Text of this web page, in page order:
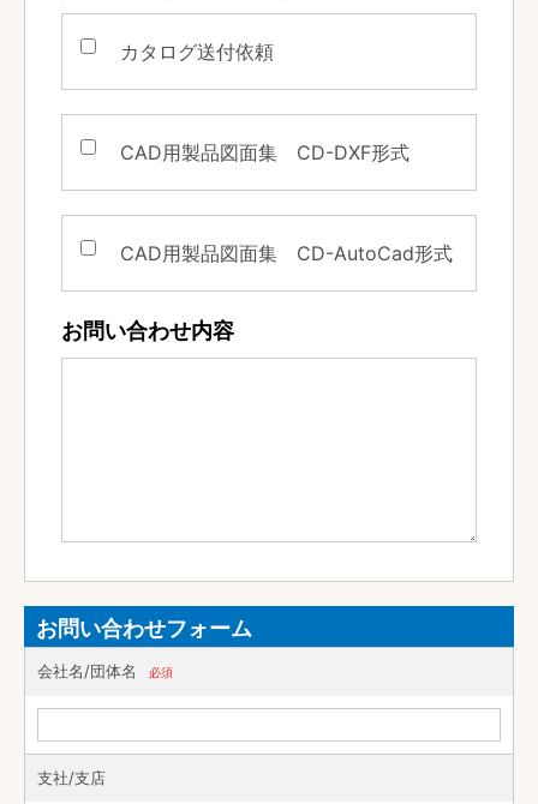
カタログ送付依頼
CAD用製品図面集 CD-DXF形式
CAD用製品図面集 CD-AutoCad形式
お問い合わせ内容
お問い合わせフォーム
会社名/団体名 必須
支社/支店